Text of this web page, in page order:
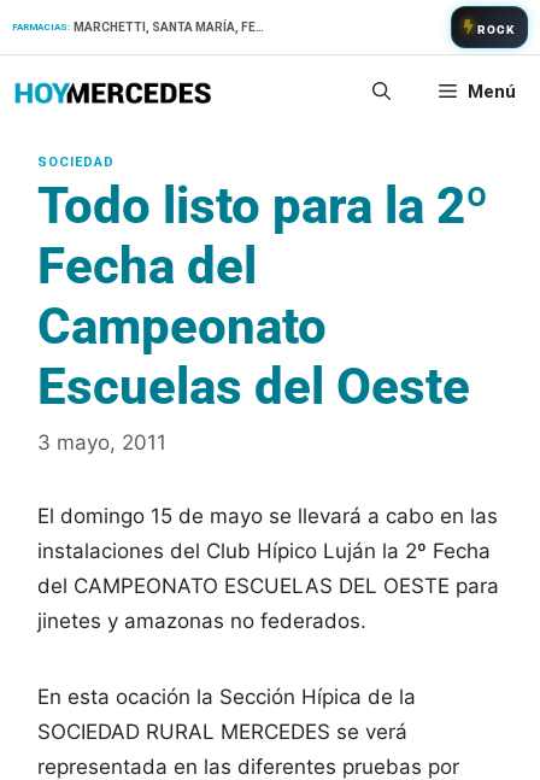
FARMACIAS: ROCK
Menú
Todo listo para la 2º
Fecha del
Campeonato
Escuelas del Oeste
3 mayo, 2011
El domingo 15 de mayo se llevará a cabo en las
instalaciones del Club Hípico Luján la 2º Fecha
del CAMPEONATO ESCUELAS DEL OESTE para
jinetes y amazonas no federados.
En esta ocación la Sección Hípica de la
SOCIEDAD RURAL MERCEDES se verá
representada en las diferentes pruebas por